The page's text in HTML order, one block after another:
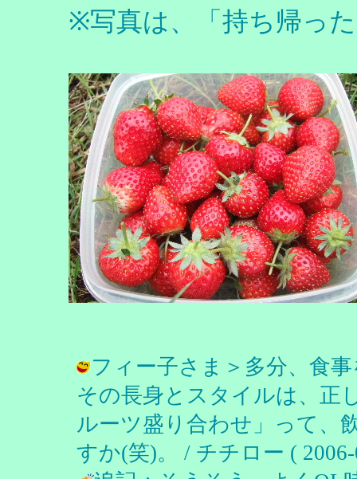
※写真は、「持ち帰っ
フィー子さま＞多分、食
その長身とスタイルは、正
ルーツ盛り合わせ」って、
すか(笑)。 / チチロー ( 2006-